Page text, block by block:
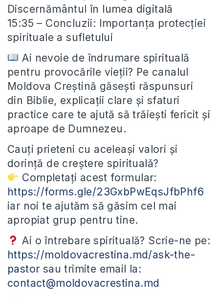
Discernământul în lumea digitală
15:35 – Concluzii: Importanța protecției
spirituale a sufletului
Ai nevoie de îndrumare spirituală
pentru provocările vieții? Pe canalul
Moldova Creștină găsești răspunsuri
din Biblie, explicații clare și sfaturi
practice care te ajută să trăiești fericit și
aproape de Dumnezeu.
Cauți prieteni cu aceleași valori și
dorință de creștere spirituală?
Completați acest formular:
https://forms.gle/23GxbPwEqsJfbPhf6
iar noi te ajutăm să găsim cel mai
apropiat grup pentru tine.
Ai o întrebare spirituală? Scrie-ne pe:
https://moldovacrestina.md/ask-the-
pastor sau trimite email la:
contact@moldovacrestina.md